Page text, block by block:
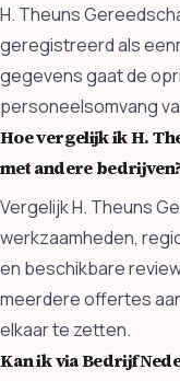
H. Theuns
geregistreerd als
gegevens gaat de
personeelsomvang
Hoe vergelijk ik H.
met andere bedrijven?
Vergelijk H. Theuns
werkzaamheden,
en beschikbare
meerdere offertes
elkaar te zetten.
Kan ik via